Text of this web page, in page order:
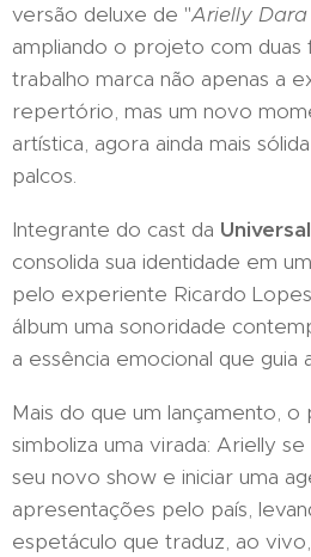
versão deluxe de "Arielly
ampliando o projeto com duas
trabalho marca não apenas a
repertório, mas um novo
artística, agora ainda mais
palcos.
Integrante do cast da
consolida sua identidade em
pelo experiente Ricardo
álbum uma sonoridade
a essência emocional que guia
Mais do que um lançamento,
simboliza uma virada: Arielly
seu novo show e iniciar uma
apresentações pelo país,
espetáculo que traduz, ao